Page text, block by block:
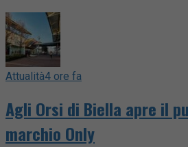
Attualità4 ore fa
Agli Orsi di Biella apre il
marchio Only